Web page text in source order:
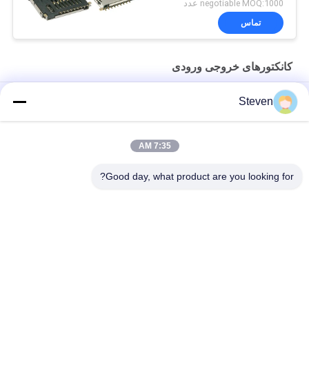
negotiable MOQ:1000 عدد
تماس
کانکتورهای خروجی ورودی
100V مقاومت ولتاژSteven
7:35 AM
Good day, what product are you looking for?